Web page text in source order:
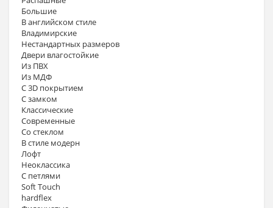
Большие
В английском стиле
Владимирские
Нестандартных размеров
Двери влагостойкие
Из ПВХ
Из МДФ
С 3D покрытием
С замком
Классические
Современные
Со стеклом
В стиле модерн
Лофт
Неоклассика
С петлями
Soft Touch
hardflex